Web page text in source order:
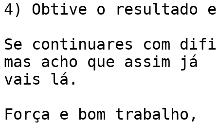
4) Obtive o resultado
Se continuares com
mas acho que assim já
vais lá.
Força e bom trabalho,